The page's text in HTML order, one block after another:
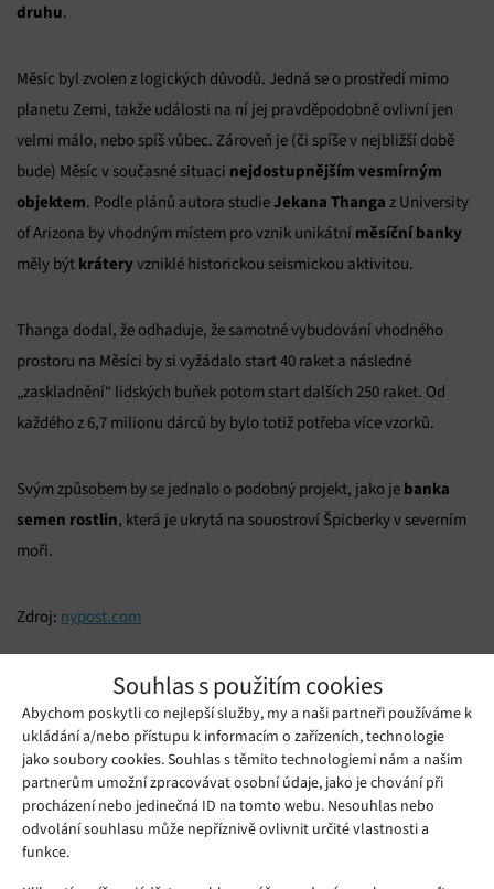
Souhlas s použitím cookies
Abychom poskytli co nejlepší služby, my a naši partneři používáme k
ukládání a/nebo přístupu k informacím o zařízeních, technologie
jako soubory cookies. Souhlas s těmito technologiemi nám a našim
partnerům umožní zpracovávat osobní údaje, jako je chování při
procházení nebo jedinečná ID na tomto webu. Nesouhlas nebo
odvolání souhlasu může nepříznivě ovlivnit určité vlastnosti a
funkce.
druhu.
Měsíc byl zvolen z logických důvodů. Jedná se o prostředí mimo
planetu Zemi, takže události na ní jej pravděpodobně ovlivní jen
velmi málo, nebo spíš vůbec. Zároveň je (či spíše v nejbližší době
bude) Měsíc v současné situaci nejdostupnějším vesmírným
objektem. Podle plánů autora studieJekana Thanga z University
of Arizona by vhodným místem pro vznik unikátní měsíční banky
měly být kráteryvzniklé historickou seismickou aktivitou.
Thanga dodal, že odhaduje, že samotné vybudování vhodného
prostoru na Měsíci by si vyžádalo start 40 raket a následné
„zaskladnění“ lidských buňek potom start dalších 250 raket. Od
každého z 6,7 milionu dárců by bylo totiž potřeba více vzorků.
Svým způsobem by se jednalo o podobný projekt, jako je banka
semen rostlin, která je ukrytá na souostroví Špicberky v severním
moři.
Zdroj: nypost.com
Mohlo by se vám líbit